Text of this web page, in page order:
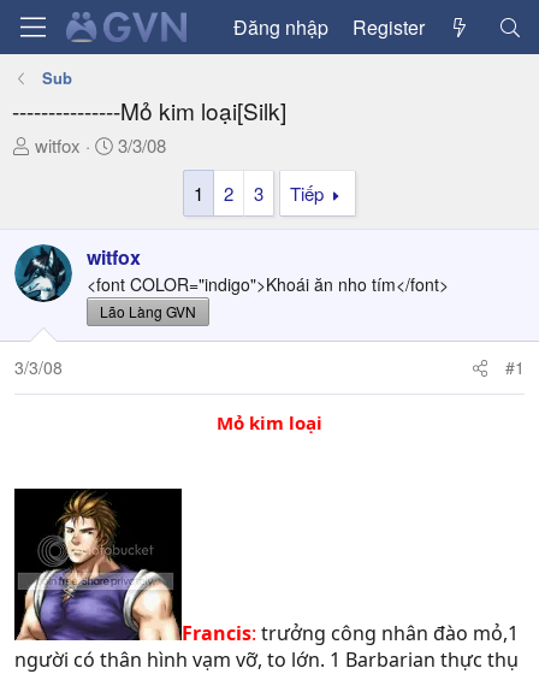
Đăng nhập Register
Sub
---------------Mỏ kim loại[Silk]
T
a
d
s
a
r
t
witfox
N
g
ử
i
3/3/08
1
2 3 Tiếp
witfox
<font COLOR="indigo">Khoái ăn nho tím</font>
Lão Làng GVN
3/3/08 #1
Mỏ kim loại
Francis: trưởng công nhân đào mỏ,1
người có thân hình vạm vỡ, to lớn. 1 Barbarian thực thụ